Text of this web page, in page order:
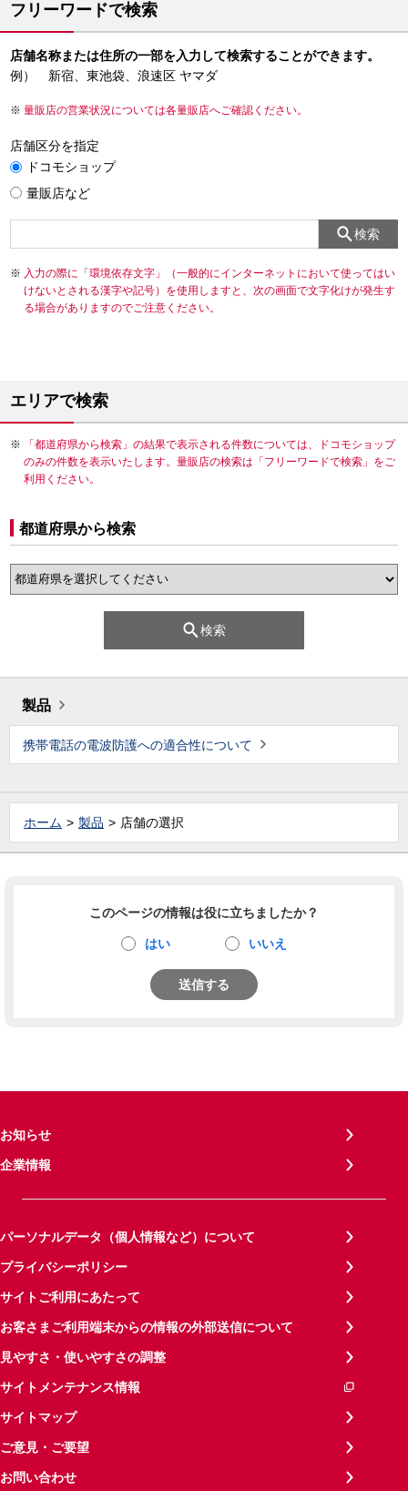
フリーワードで検索
店舗名称または住所の一部を入力して検索することができます。
例） 新宿、東池袋、浪速区 ヤマダ
量販店の営業状況については各量販店へご確認ください。
店舗区分を指定
ドコモショップ
量販店など
検索
入力の際に「環境依存文字」（一般的にインターネットにおいて使ってはい
けないとされる漢字や記号）を使用しますと、次の画面で文字化けが発生す
る場合がありますのでご注意ください。
エリアで検索
「都道府県から検索」の結果で表示される件数については、ドコモショップ
のみの件数を表示いたします。量販店の検索は「フリーワードで検索」をご
利用ください。
都道府県から検索
検索
製品
携帯電話の電波防護への適合性について
ホーム 製品 店舗の選択
このページの情報は役に立ちましたか？
はい いいえ
送信する
お知らせ
企業情報
パーソナルデータ（個人情報など）について
プライバシーポリシー
サイトご利用にあたって
お客さまご利用端末からの情報の外部送信について
見やすさ・使いやすさの調整
サイトメンテナンス情報
サイトマップ
ご意見・ご要望
お問い合わせ